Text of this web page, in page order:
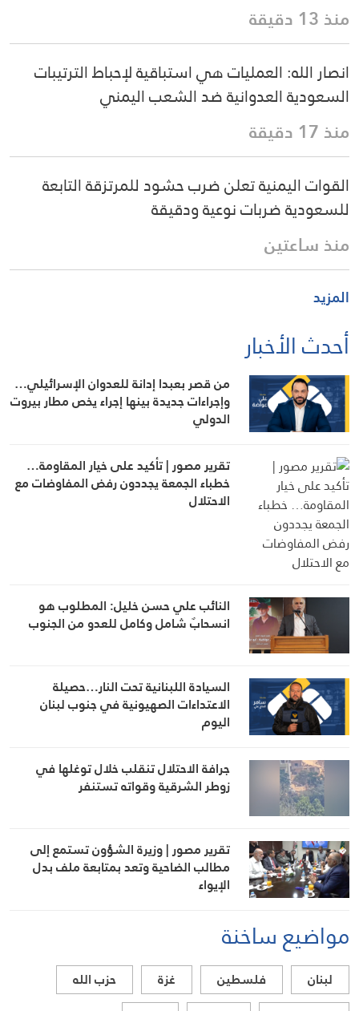
منذ 13 دقيقة
انصار الله: العمليات هي استباقية لإحباط الترتيبات
السعودية العدوانية ضد الشعب اليمني
منذ 17 دقيقة
القوات اليمنية تعلن ضرب حشود للمرتزقة التابعة
للسعودية ضربات نوعية ودقيقة
منذ ساعتين
المزيد
أحدث الأخبار
من قصر بعبدا إدانة للعدوان الإسرائيلي…
وإجراءات جديدة بينها إجراء يخص مطار بيروت
الدولي
تقرير مصور | تأكيد على خيار المقاومة…
خطباء الجمعة يجددون رفض المفاوضات مع
الاحتلال
النائب علي حسن خليل: المطلوب هو
انسحابٌ شامل وكامل للعدو من الجنوب
السيادة اللبنانية تحت النار…حصيلة
الاعتداءات الصهيونية في جنوب لبنان
اليوم
جرافة الاحتلال تنقلب خلال توغلها في
زوطر الشرقية وقواته تستنفر
تقرير مصور | وزيرة الشؤون تستمع إلى
مطالب الضاحية وتعد بمتابعة ملف بدل
الإيواء
مواضيع ساخنة
لبنان فلسطين غزة
حزب الله